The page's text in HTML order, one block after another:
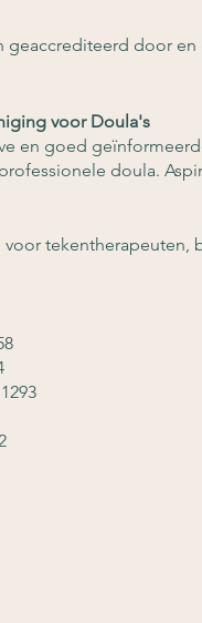
geaccrediteerd door
voor Doula's
en goed
doula.
tekentherapeuten,